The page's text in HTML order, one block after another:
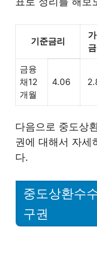
기준금리
금융
채12
개월
4.06
다음으로 중도상
권에 대해서 자세
다.
중도상환수
구권